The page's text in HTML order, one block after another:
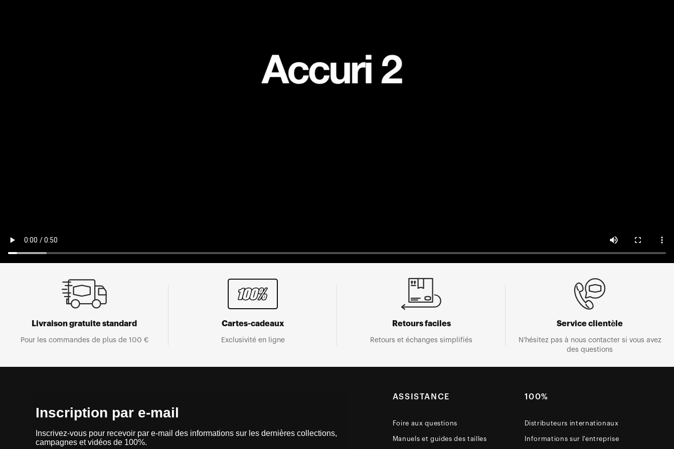
Livraison gratuite standard
Pour les commandes de plus de 100 €
Cartes-cadeaux
Exclusivité en ligne
Retours faciles
Retours et échanges simplifiés
Service clientèle
N'hésitez pas à nous contacter si vous avez
des questions
Inscription par e-mail
Inscrivez-vous pour recevoir par e-mail des informations sur les dernières collections,
campagnes et vidéos de 100%.
ASSISTANCE
Foire aux questions
Manuels et guides des tailles
100%
Distributeurs internationaux
Informations sur l'entreprise